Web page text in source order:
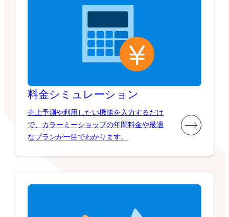
料金シミュレーション
売上予測や利用したい機能を入力するだけ
で、カラーミーショップの年間料金や最適
なプランが一目でわかります。